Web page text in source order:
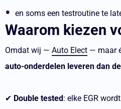
en soms een testroutine te
Waarom kiezen
Omdat wij — Auto Elect — maar
auto-onderdelen leveren dan
✔ Double tested: elke EGR